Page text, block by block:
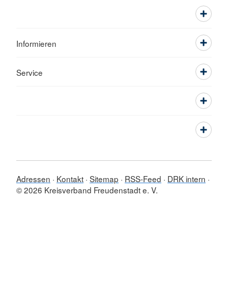
Informieren
Service
Adressen Kontakt Sitemap RSS-Feed
DRK intern
© 2026 Kreisverband Freudenstadt e. V.